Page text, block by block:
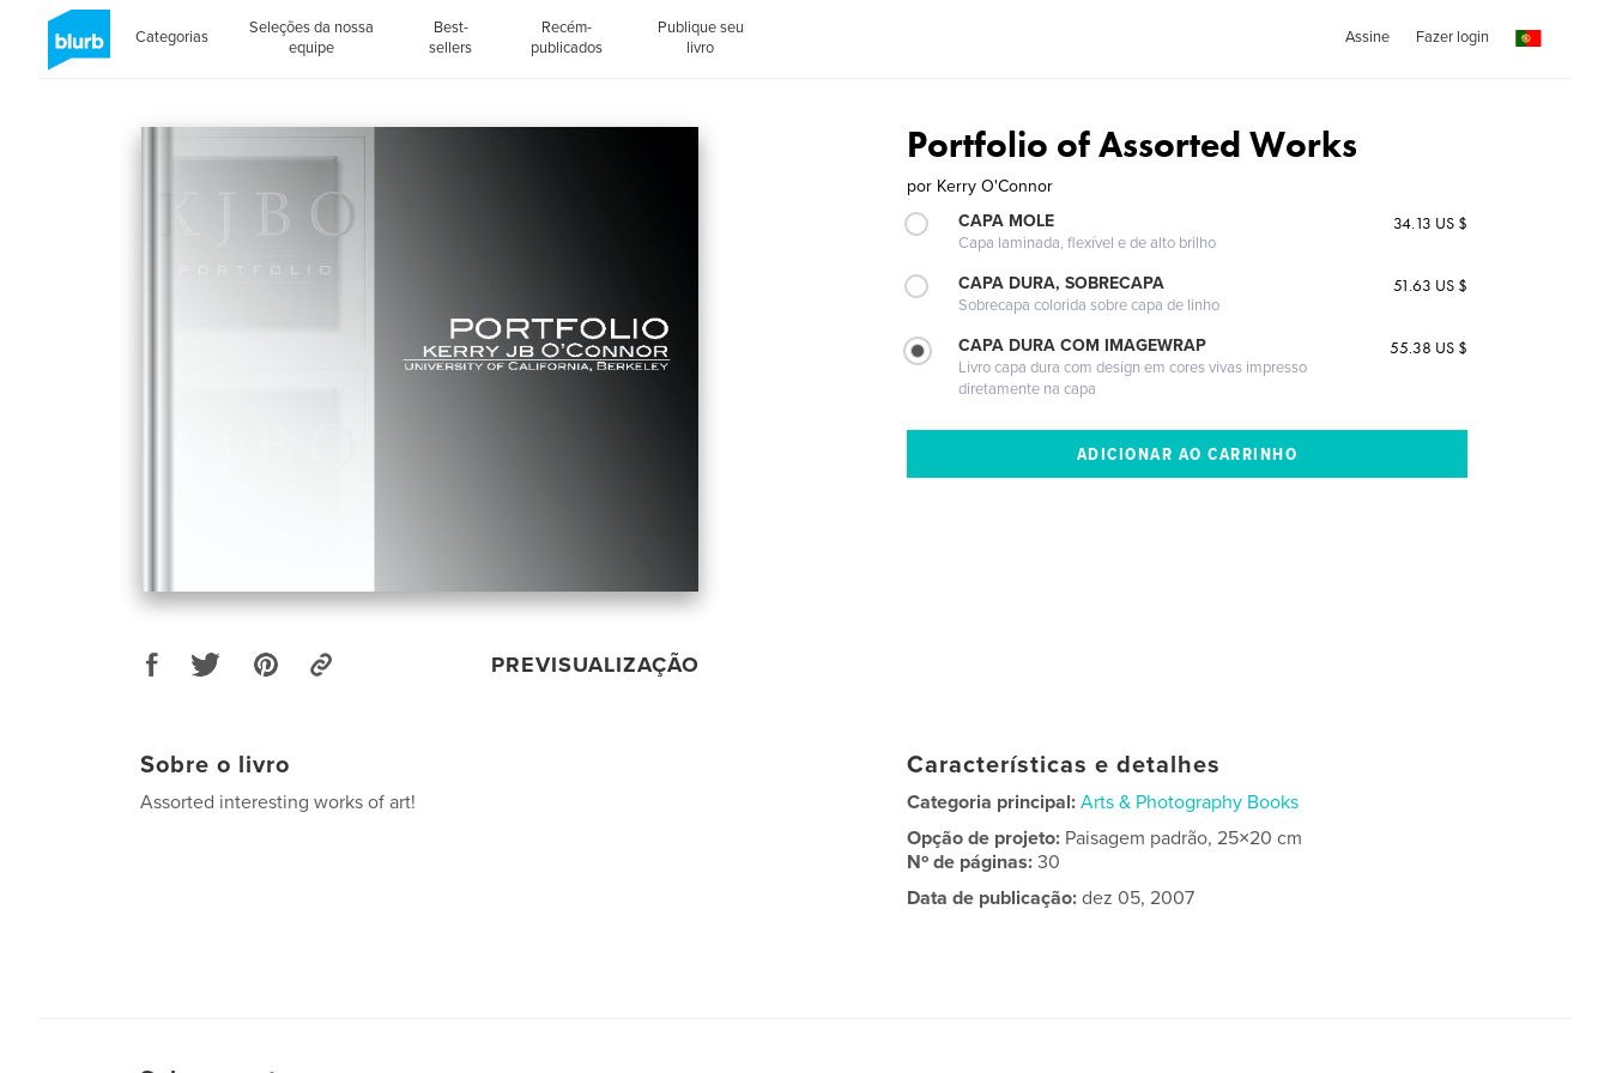
Categorias
Seleções da nossa
equipe
Best-
sellers
Recém-
publicados
Publique seu
livro
Assine Fazer login
PREVISUALIZAÇÃO
Portfolio of Assorted Works
por Kerry O'Connor
CAPA MOLE
Capa laminada, flexível e de alto brilho
34.13 US $
CAPA DURA, SOBRECAPA
Sobrecapa colorida sobre capa de linho
51.63 US $
CAPA DURA COM IMAGEWRAP
Livro capa dura com design em cores vivas impresso
diretamente na capa
55.38 US $
Sobre o livro
Assorted interesting works of art!
Características e detalhes
Categoria principal: Arts & Photography Books
Opção de projeto: Paisagem padrão, 25×20 cm
Nº de páginas:30
Data de publicação: dez 05, 2007